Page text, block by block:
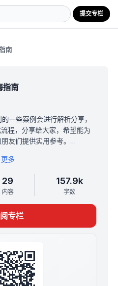
提交专栏
南
指南
一些案例会进行解析分享，
程，分享给大家，希望能为
友们提供实用参考。
自动化方案三大板块。后续
和行业最新动态。
出海交流群，和志同道合
讨自动化实践，让AI助力你
顺畅!
截图
更多
29
内容
157.9k
字数
专栏